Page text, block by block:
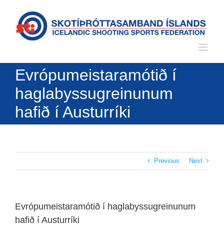
content
Evrópumeistaramótið í
haglabyssugreinunum
hafið í Austurríki
Previous Next
Evrópumeistaramótið í haglabyssugreinunum
hafið í Austurríki